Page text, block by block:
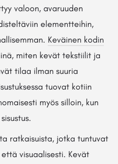
valoon, avaruuden
elementteihin,
Keväinen kodin
miten kevät tekstiilit ja
tilaa ilman suuria
tuovat kotiin
myös silloin, kun
ratkaisuista, jotka tuntuvat
visuaalisesti. Kevät